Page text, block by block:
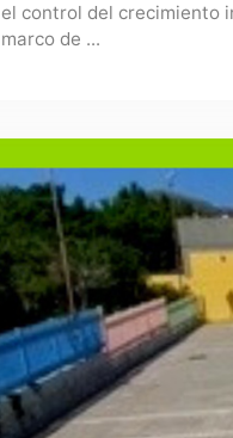
el control del crecimiento
marco de ...